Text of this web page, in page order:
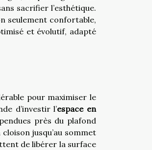
sacrifier l’esthétique.
seulement confortable,
et évolutif, adapté
pour maximiser le
d’investir l’espace en
près du plafond
jusqu’au sommet
de libérer la surface